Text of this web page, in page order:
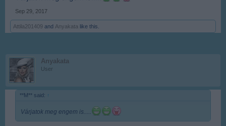
Sep 29, 2017
Attila201409 and Anyakata like this.
Anyakata
User
**M** said: ↑
Várjatok meg engem is.....